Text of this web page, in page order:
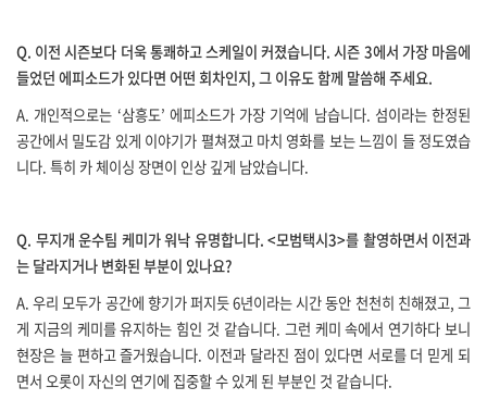
Q. 이전 시즌보다 더욱 통쾌하고 스케일이 커졌습니다.시즌 3에서 가장 마음에
들었던 에피소드가 있다면 어떤 회차인지, 그 이유도 함께 말씀해 주세요.
A. 개인적으로는 ‘삼흥도’ 에피소드가 가장 기억에 남습니다. 섬이라는 한정된
공간에서 밀도감 있게 이야기가 펼쳐졌고 마치 영화를 보는 느낌이 들 정도였습
니다. 특히 카 체이싱 장면이 인상 깊게 남았습니다.
Q. 무지개 운수팀 케미가 워낙 유명합니다. <모범택시3>를 촬영하면서 이전과
는 달라지거나 변화된 부분이 있나요?
A.우리 모두가 공간에 향기가 퍼지듯6년이라는 시간 동안 천천히 친해졌고,그
게 지금의 케미를 유지하는 힘인 것 같습니다. 그런 케미 속에서 연기하다 보니
현장은 늘 편하고 즐거웠습니다. 이전과 달라진 점이 있다면 서로를 더 믿게 되
면서 오롯이 자신의 연기에 집중할 수 있게 된 부분인 것 같습니다.